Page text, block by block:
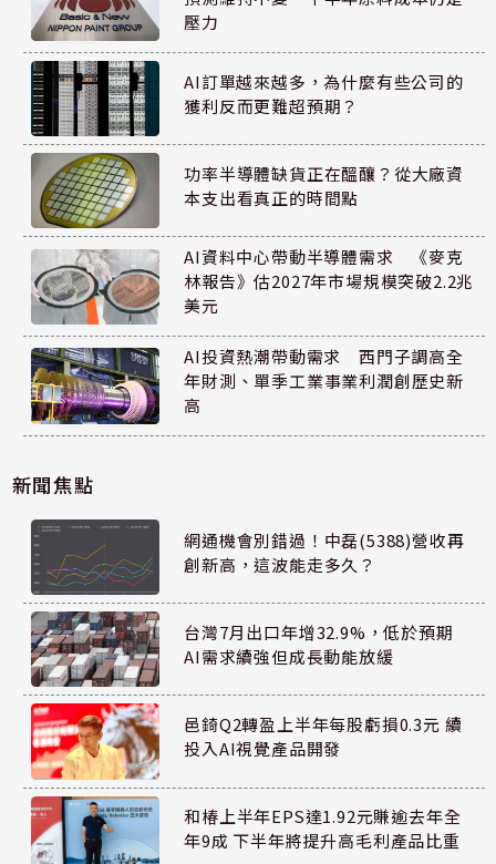
壓力
AI訂單越來越多，為什麼有些公司的
獲利反而更難超預期？
功率半導體缺貨正在醞釀？從大廠資
本支出看真正的時間點
AI資料中心帶動半導體需求 《麥克
林報告》估2027年市場規模突破2.2兆
美元
AI投資熱潮帶動需求 西門子調高全
年財測、單季工業事業利潤創歷史新
高
新聞焦點
網通機會別錯過！中磊(5388)營收再
創新高，這波能走多久？
台灣7月出口年增32.9%，低於預期
AI需求續強但成長動能放緩
邑錡Q2轉盈上半年每股虧損0.3元 續
投入AI視覺產品開發
和椿上半年EPS達1.92元賺逾去年全
年9成 下半年將提升高毛利產品比重